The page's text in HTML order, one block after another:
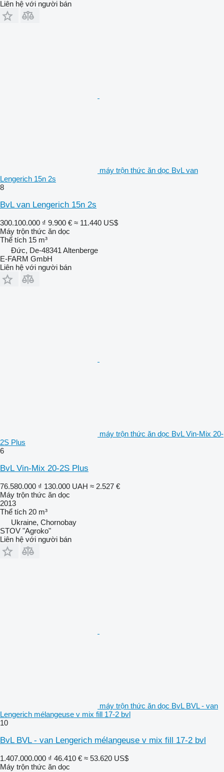
Liên hệ với người bán
máy trộn thức ăn dọc BvL van
Lengerich 15n 2s
8
BvL van Lengerich 15n 2s
300.100.000 ₫ 9.900 € ≈ 11.440 US$
Máy trộn thức ăn dọc
Thể tích 15 m³
Đức, De-48341 Altenberge
E-FARM GmbH
Liên hệ với người bán
máy trộn thức ăn dọc BvL Vin-Mix 20-
2S Plus
6
BvL Vin-Mix 20-2S Plus
76.580.000 ₫ 130.000 UAH ≈ 2.527 €
Máy trộn thức ăn dọc
2013
Thể tích 20 m³
Ukraine, Chornobay
STOV "Agroko"
Liên hệ với người bán
máy trộn thức ăn dọc BvL BVL - van
Lengerich mélangeuse v mix fill 17-2 bvl
10
BvL BVL - van Lengerich mélangeuse v mix fill 17-2 bvl
1.407.000.000 ₫ 46.410 € ≈ 53.620 US$
Máy trộn thức ăn dọc